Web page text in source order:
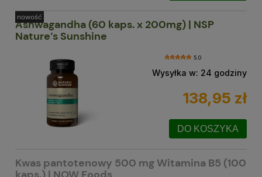
Ashwagandha (60 kaps. x 200mg) | NSP
Nature’s Sunshine
5.0
Wysyłka w: 24 godziny
138,95 zł
DO KOSZYKA
nowość
Kwas pantotenowy 500 mg Witamina B5 (100
kaps.) | NOW Foods